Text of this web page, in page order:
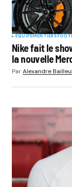
EQUIPEMENTIERS
Nike fait le
la nouvelle
ParAlexandre Bailleul